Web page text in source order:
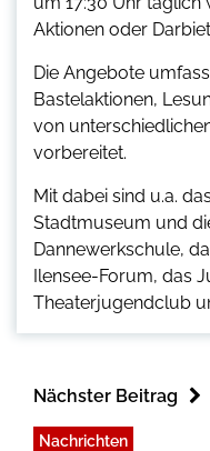
Aktionen oder
Die Angebote
Bastelaktionen,
von
vorbereitet.
Mit dabei sind u.a.
Stadtmuseum und
Dannewerkschule,
Ilensee-Forum, das
Theaterjugendclub
Nächster Beitrag
Nachrichten